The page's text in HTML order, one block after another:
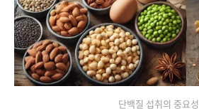
단백질 섭취의 중요성